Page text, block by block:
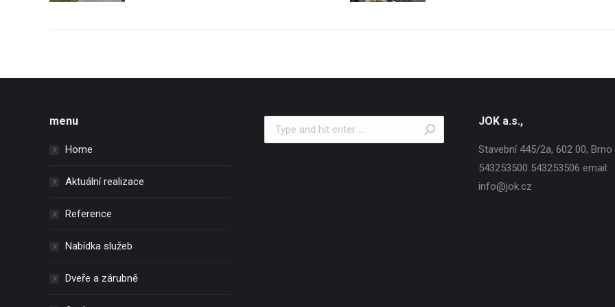
menu
Home
Aktuální realizace
Reference
Nabídka služeb
Dveře a zárubně
Search: JOK a.s.,
Stavební 445/2a, 602 00, Brno
543253500 543253506 email:
info@jok.cz